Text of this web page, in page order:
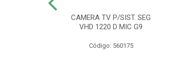
CAMERA TV P/SIST. SEG
VHD 1220 D MIC G9
Código: 560175